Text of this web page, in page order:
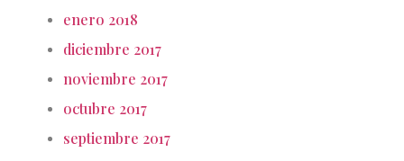
enero 2018
diciembre 2017
noviembre 2017
octubre 2017
septiembre 2017